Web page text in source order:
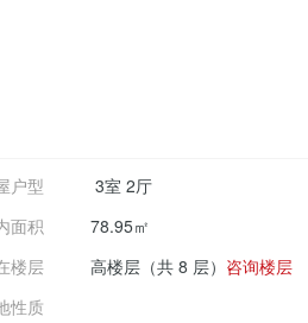
户型 3室 2厅
面积
78.95㎡
楼层 高楼层（共 8 层） 咨询楼层
性质